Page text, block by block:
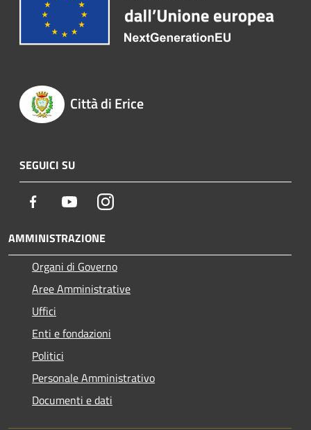
Città di Erice
SEGUICI SU
Facebook YoutubeInstagram
AMMINISTRAZIONE
Organi di Governo
Aree Amministrative
Uffici
Enti e fondazioni
Politici
Personale Amministrativo
Documenti e dati